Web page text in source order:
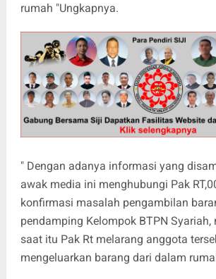
rumah "Ungkapnya.
" Dengan adanya informasi yang
awak media ini menghubungi Pak
konfirmasi masalah pengambilan
pendamping Kelompok BTPN Syariah,
saat itu Pak Rt melarang anggota
mengeluarkan barang dari dalam